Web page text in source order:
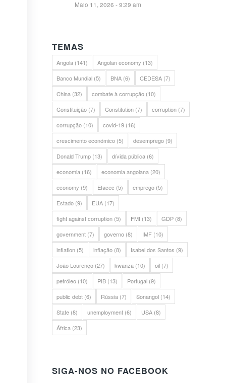
Maio 11, 2026 - 9:29 am
TEMAS
Angola (141) Angolan economy (13)
Banco Mundial (5) BNA (6) CEDESA (7)
China (32) combate à corrupção (10)
Constituição (7) Constitution (7) corruption (7)
corrupção (10) covid-19 (16)
crescimento económico (5) desemprego (9)
Donald Trump (13) dívida pública (6)
economia (16) economia angolana (20)
economy (9) Efacec (5) emprego (5)
Estado (9) EUA (17)
fight against corruption (5) FMI (13) GDP (8)
government (7) governo (8) IMF (10)
inflation (5) inflação (8) Isabel dos Santos (9)
João Lourenço (27) kwanza (10) oil (7)
petróleo (10) PIB (13) Portugal (9)
public debt (6) Rússia (7) Sonangol (14)
State (8) unemployment (6) USA (8)
África (23)
SIGA-NOS NO FACEBOOK